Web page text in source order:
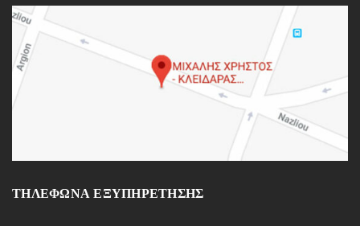
ΤΗΛΈΦΩΝΑ ΕΞΥΠΗΡΈΤΗΣΗΣ